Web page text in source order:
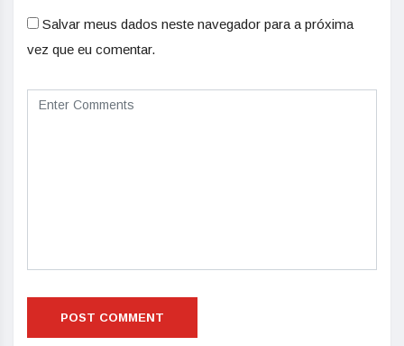
Salvar meus dados neste navegador para a próxima
vez que eu comentar.